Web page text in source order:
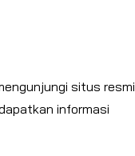
situs resmi
informasi